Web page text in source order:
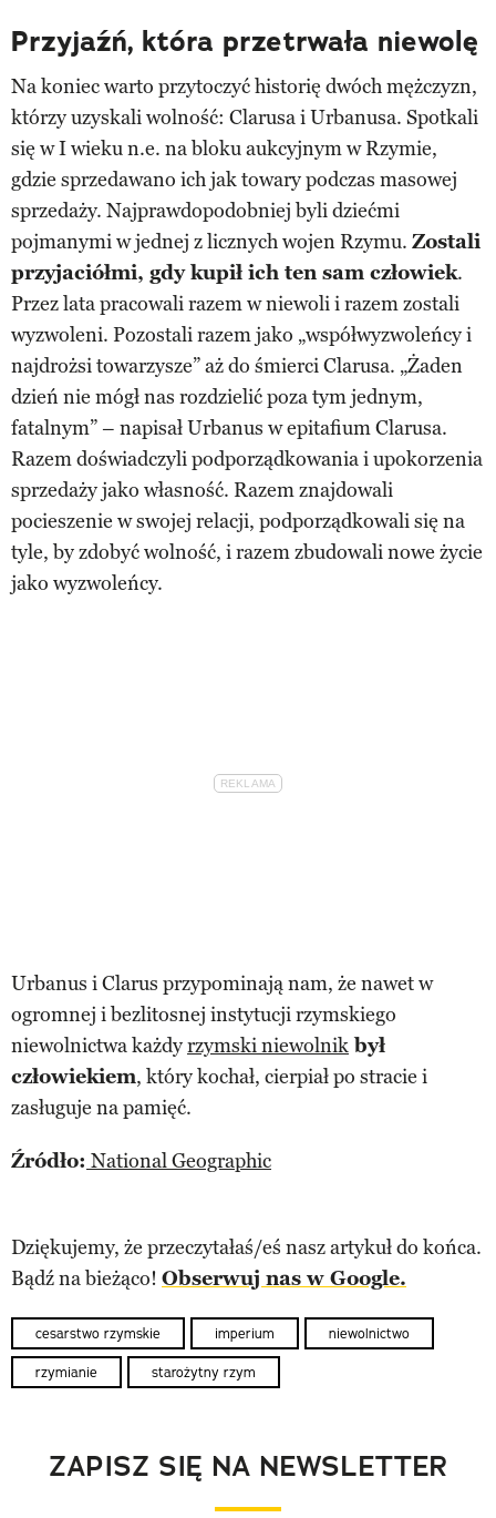
Przyjaźń, która przetrwała niewolę
Na koniec warto przytoczyć historię dwóch mężczyzn,
którzy uzyskali wolność: Clarusa i Urbanusa. Spotkali
się w I wieku n.e. na bloku aukcyjnym w Rzymie,
gdzie sprzedawano ich jak towary podczas masowej
sprzedaży. Najprawdopodobniej byli dziećmi
pojmanymi w jednej z licznych wojen Rzymu. Zostali
przyjaciółmi, gdy kupił ich ten sam człowiek.
Przez lata pracowali razem w niewoli i razem zostali
wyzwoleni. Pozostali razem jako „współwyzwoleńcy i
najdrożsi towarzysze” aż do śmierci Clarusa. „Żaden
dzień nie mógł nas rozdzielić poza tym jednym,
fatalnym” – napisał Urbanus w epitafium Clarusa.
Razem doświadczyli podporządkowania i upokorzenia
sprzedaży jako własność. Razem znajdowali
pocieszenie w swojej relacji, podporządkowali się na
tyle, by zdobyć wolność, i razem zbudowali nowe życie
jako wyzwoleńcy.
Urbanus i Clarus przypominają nam, że nawet w
ogromnej i bezlitosnej instytucji rzymskiego
niewolnictwa każdyrzymski niewolnikbył
człowiekiem, który kochał, cierpiał po stracie i
zasługuje na pamięć.
Źródło: National Geographic
Dziękujemy, że przeczytałaś/eś nasz artykuł do końca.
Bądź na bieżąco! Obserwuj nas w Google.
cesarstwo rzymskie imperium niewolnictwo
rzymianie starożytny rzym
ZAPISZ SIĘ NA NEWSLETTER